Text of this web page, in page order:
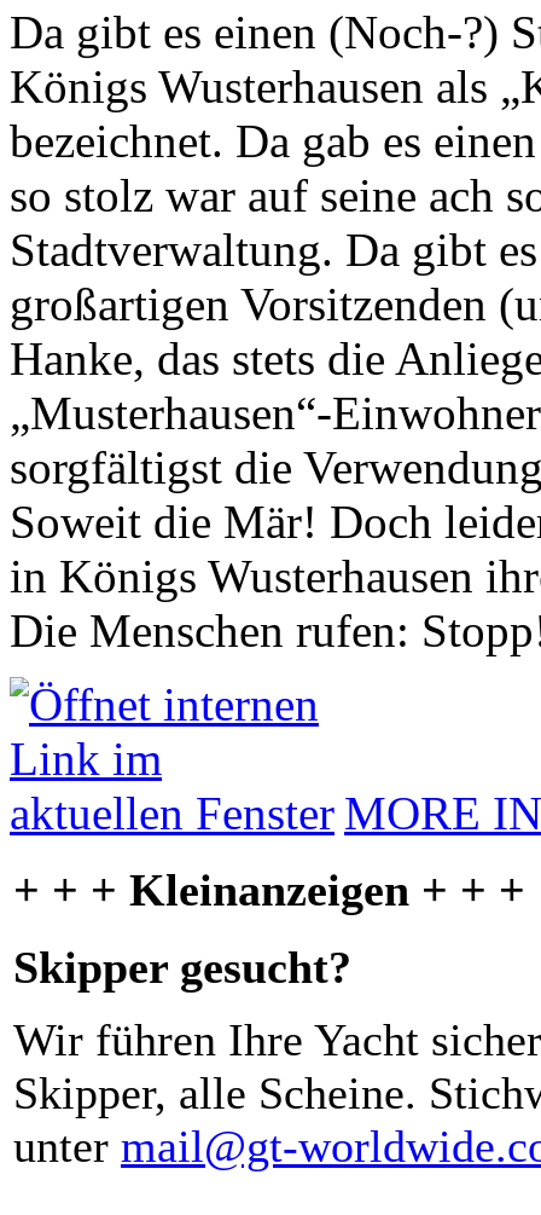
Da gibt es einen (Noch-?)
Königs Wusterhausen als
bezeichnet. Da gab es
so stolz war auf seine ach
Stadtverwaltung. Da gibt
großartigen Vorsitzenden
Hanke, das stets die
„Musterhausen“-
sorgfältigst die
Soweit die Mär! Doch
in Königs Wusterhausen
Die Menschen rufen:
MORE
+ + + Kleinanzeigen + + +
Skipper gesucht?
Wir führen Ihre Yacht
Skipper, alle Scheine.
unter mail@gt-